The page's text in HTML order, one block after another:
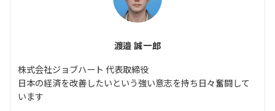
渡邉 誠一郎
株式会社ジョブハート 代表取締役
日本の経済を改善したいという強い意志を持ち日々奮闘して
います